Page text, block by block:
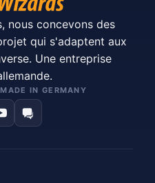
nous concevons des
qui s'adaptent aux
Une entreprise
IN GERMANY